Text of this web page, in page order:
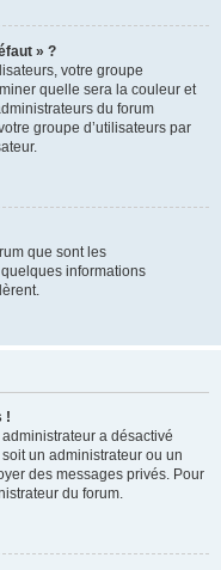
» ?
votre groupe
quelle sera la couleur et
du forum
groupe d’utilisateurs par
que sont les
informations
!
a désactivé
un administrateur ou un
des messages privés. Pour
du forum.